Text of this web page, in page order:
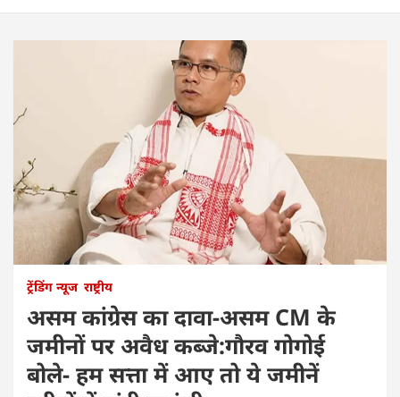
ट्रेंडिंग न्यूज राष्ट्रीय
असम कांग्रेस का दावा-असम CM के
जमीनों पर अवैध कब्जे:गौरव गोगोई
बोले- हम सत्ता में आए तो ये जमीनें